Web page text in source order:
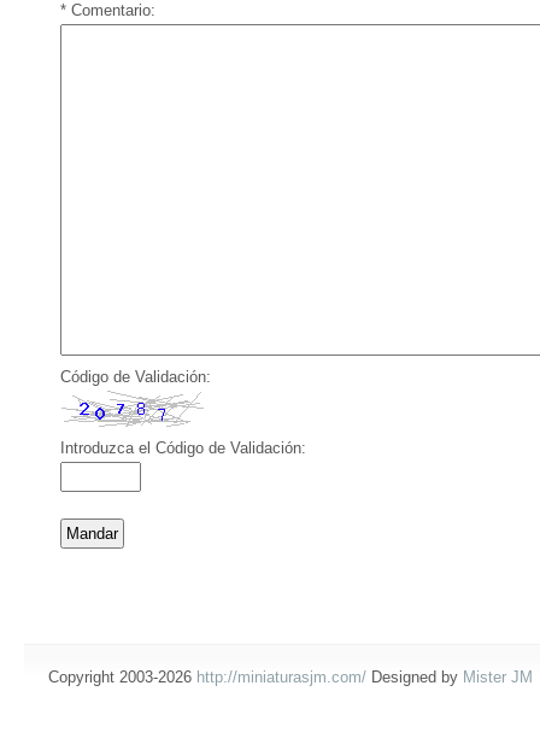
* Comentario:
Código de Validación:
Introduzca el Código de Validación:
Copyright 2003-2026 http://miniaturasjm.com/ Designed by Mister JM